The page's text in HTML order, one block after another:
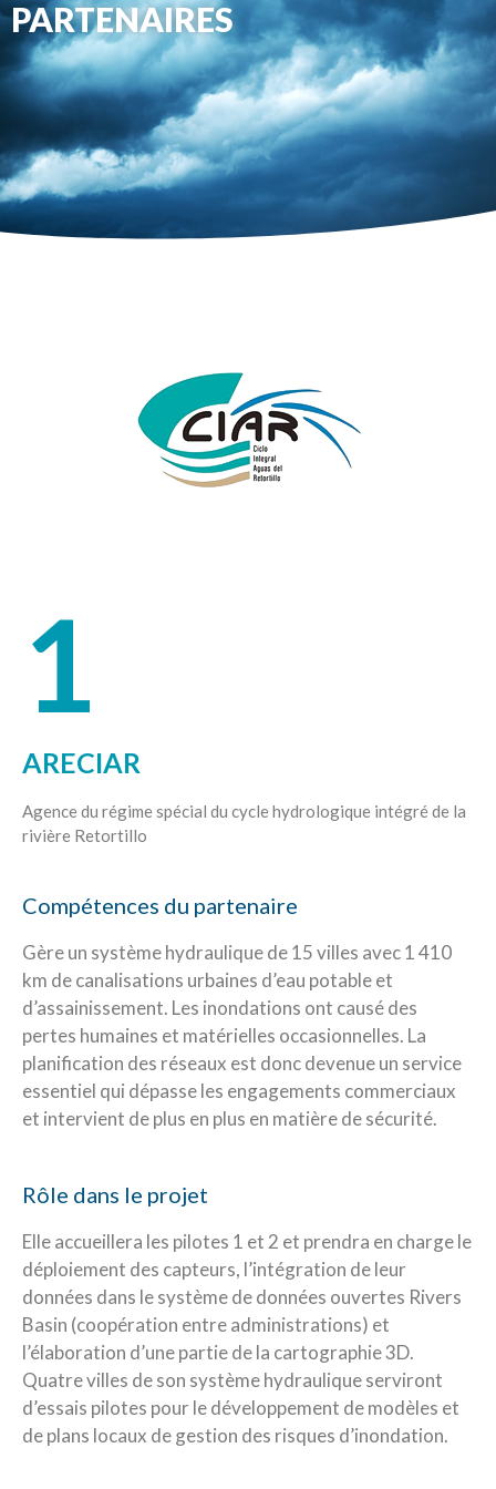
PARTENAIRES
1
ARECIAR
Agence du régime spécial du cycle hydrologique intégré de la
rivière Retortillo
Compétences du partenaire
Gère un système hydraulique de 15 villes avec 1 410
km de canalisations urbaines d’eau potable et
d’assainissement. Les inondations ont causé des
pertes humaines et matérielles occasionnelles. La
planification des réseaux est donc devenue un service
essentiel qui dépasse les engagements commerciaux
et intervient de plus en plus en matière de sécurité.
Rôle dans le projet
Elle accueillera les pilotes 1 et 2 et prendra en charge le
déploiement des capteurs, l’intégration de leur
données dans le système de données ouvertes Rivers
Basin (coopération entre administrations) et
l’élaboration d’une partie de la cartographie 3D.
Quatre villes de son système hydraulique serviront
d’essais pilotes pour le développement de modèles et
de plans locaux de gestion des risques d’inondation.